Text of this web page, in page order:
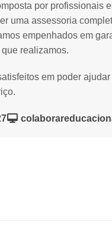
por profissionais
uma assessoria
empenhados em
realizamos.
em poder